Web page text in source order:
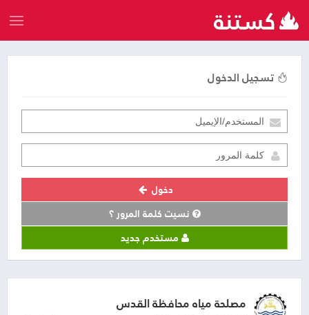
تسجيل الدخول
دخول
نسيت كلمة المرور ؟
مستخدم جديد
مصلحة مياه محافظة القدس